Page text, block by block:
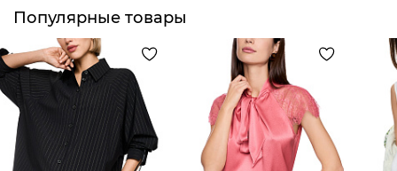
Самовывоз из пункта выдачи СДЭК
Популярные товары